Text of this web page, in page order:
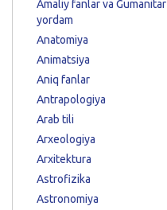
Amaliy fanlar va Gumanitar
yordam
Anatomiya
Animatsiya
Aniq fanlar
Antrapologiya
Arab tili
Arxeologiya
Arxitektura
Astrofizika
Astronomiya